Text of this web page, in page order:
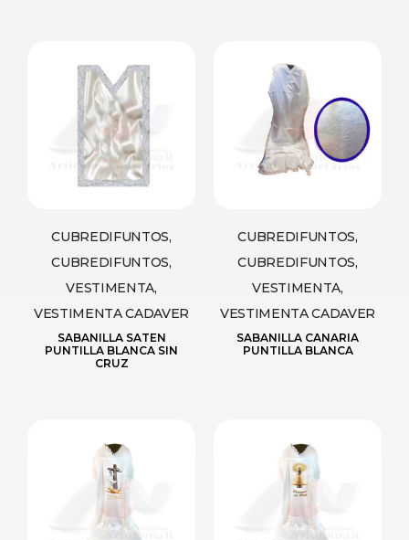
CUBREDIFUNTOS,
CUBREDIFUNTOS,
VESTIMENTA,
VESTIMENTA CADAVER
SABANILLA SATEN
PUNTILLA BLANCA SIN
CRUZ
CUBREDIFUNTOS,
CUBREDIFUNTOS,
VESTIMENTA,
VESTIMENTA CADAVER
SABANILLA CANARIA
PUNTILLA BLANCA